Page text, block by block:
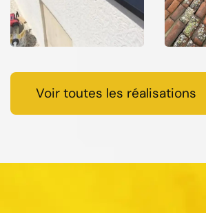
Voir toutes les réalisations